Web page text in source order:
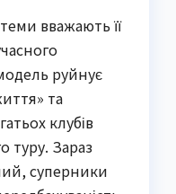
вважають її
руйнує
та
клубів
туру. Зараз
суперники